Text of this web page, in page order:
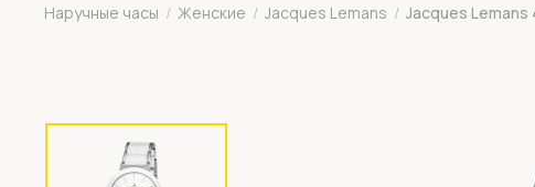
Наручные часы / Женские / Jacques Lemans / Jacques Lemans